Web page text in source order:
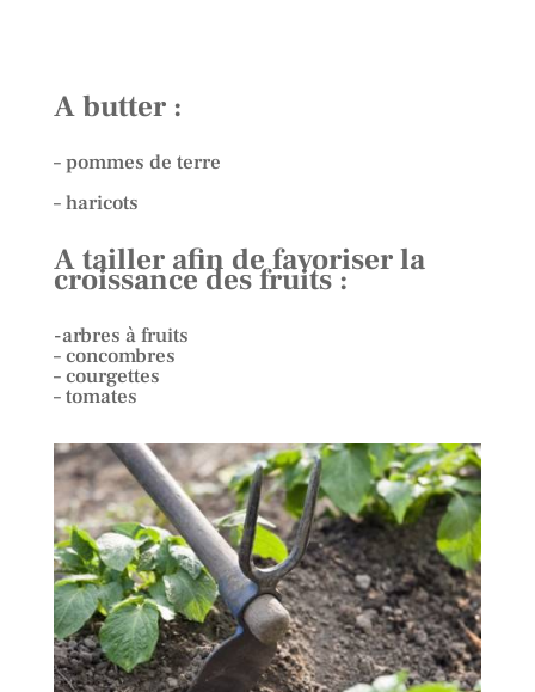
A butter :
– pommes de terre
– haricots
A tailler afin de favoriser la
croissance des fruits :
-arbres à fruits
– concombres
– courgettes
– tomates